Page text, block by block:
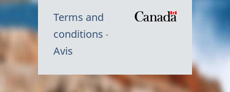
Terms and
conditions
Avis
Symbole
du